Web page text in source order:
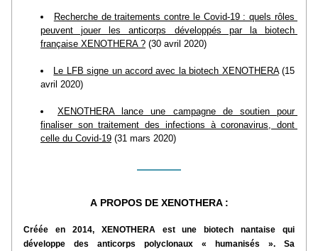
Recherche de traitements contre le Covid-19 : quels rôles
peuvent jouer les anticorps développés par la biotech
française XENOTHERA ? (30 avril 2020)
Le LFB signe un accord avec la biotech XENOTHERA (15
avril 2020)
XENOTHERA lance une campagne de soutien pour
finaliser son traitement des infections à coronavirus, dont
celle du Covid-19 (31 mars 2020)
A PROPOS DE XENOTHERA :
Créée en 2014, XENOTHERA est une biotech nantaise qui
développe des anticorps polyclonaux « humanisés ». Sa